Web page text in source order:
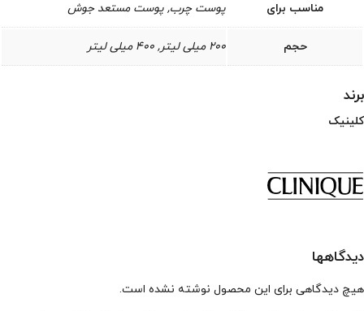
مناسب برای
پوست چرب, پوست مستعد جوش
حجم 200 میلی لیتر, 400 میلی لیتر
برند
کلینیک
دیدگاهها
هیچ دیدگاهی برای این محصول نوشته نشده است.